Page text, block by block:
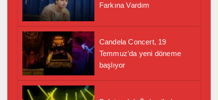
Farkına Vardım
Candela Concert, 19
Temmuz’da yeni döneme
başlıyor